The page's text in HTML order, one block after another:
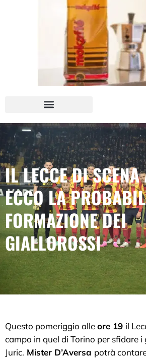
IL LECCE DI
ECCO LA
FORMAZIONE DEI
GIALLOROSSI
Questo pomeriggio alleore 19 il
campo in quel di Torino per sfidare
Juric. Mister D’Aversa potrà